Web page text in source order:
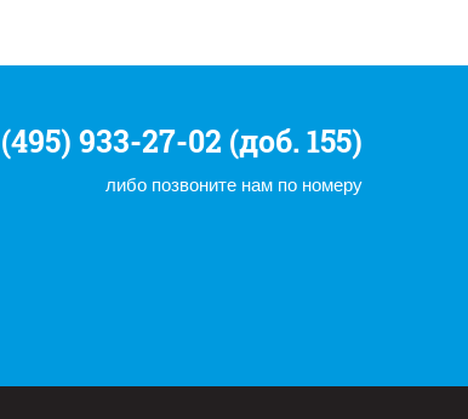
933-27-02 (доб. 155)
либо позвоните нам по номеру